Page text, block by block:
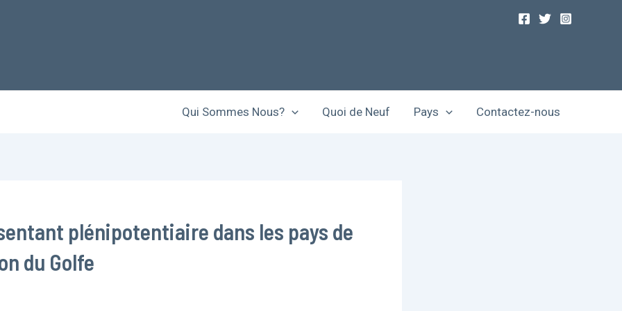
Qui Sommes Nous? Quoi de Neuf Pays Contactez-nous
plénipotentiaire dans les pays de
du Golfe